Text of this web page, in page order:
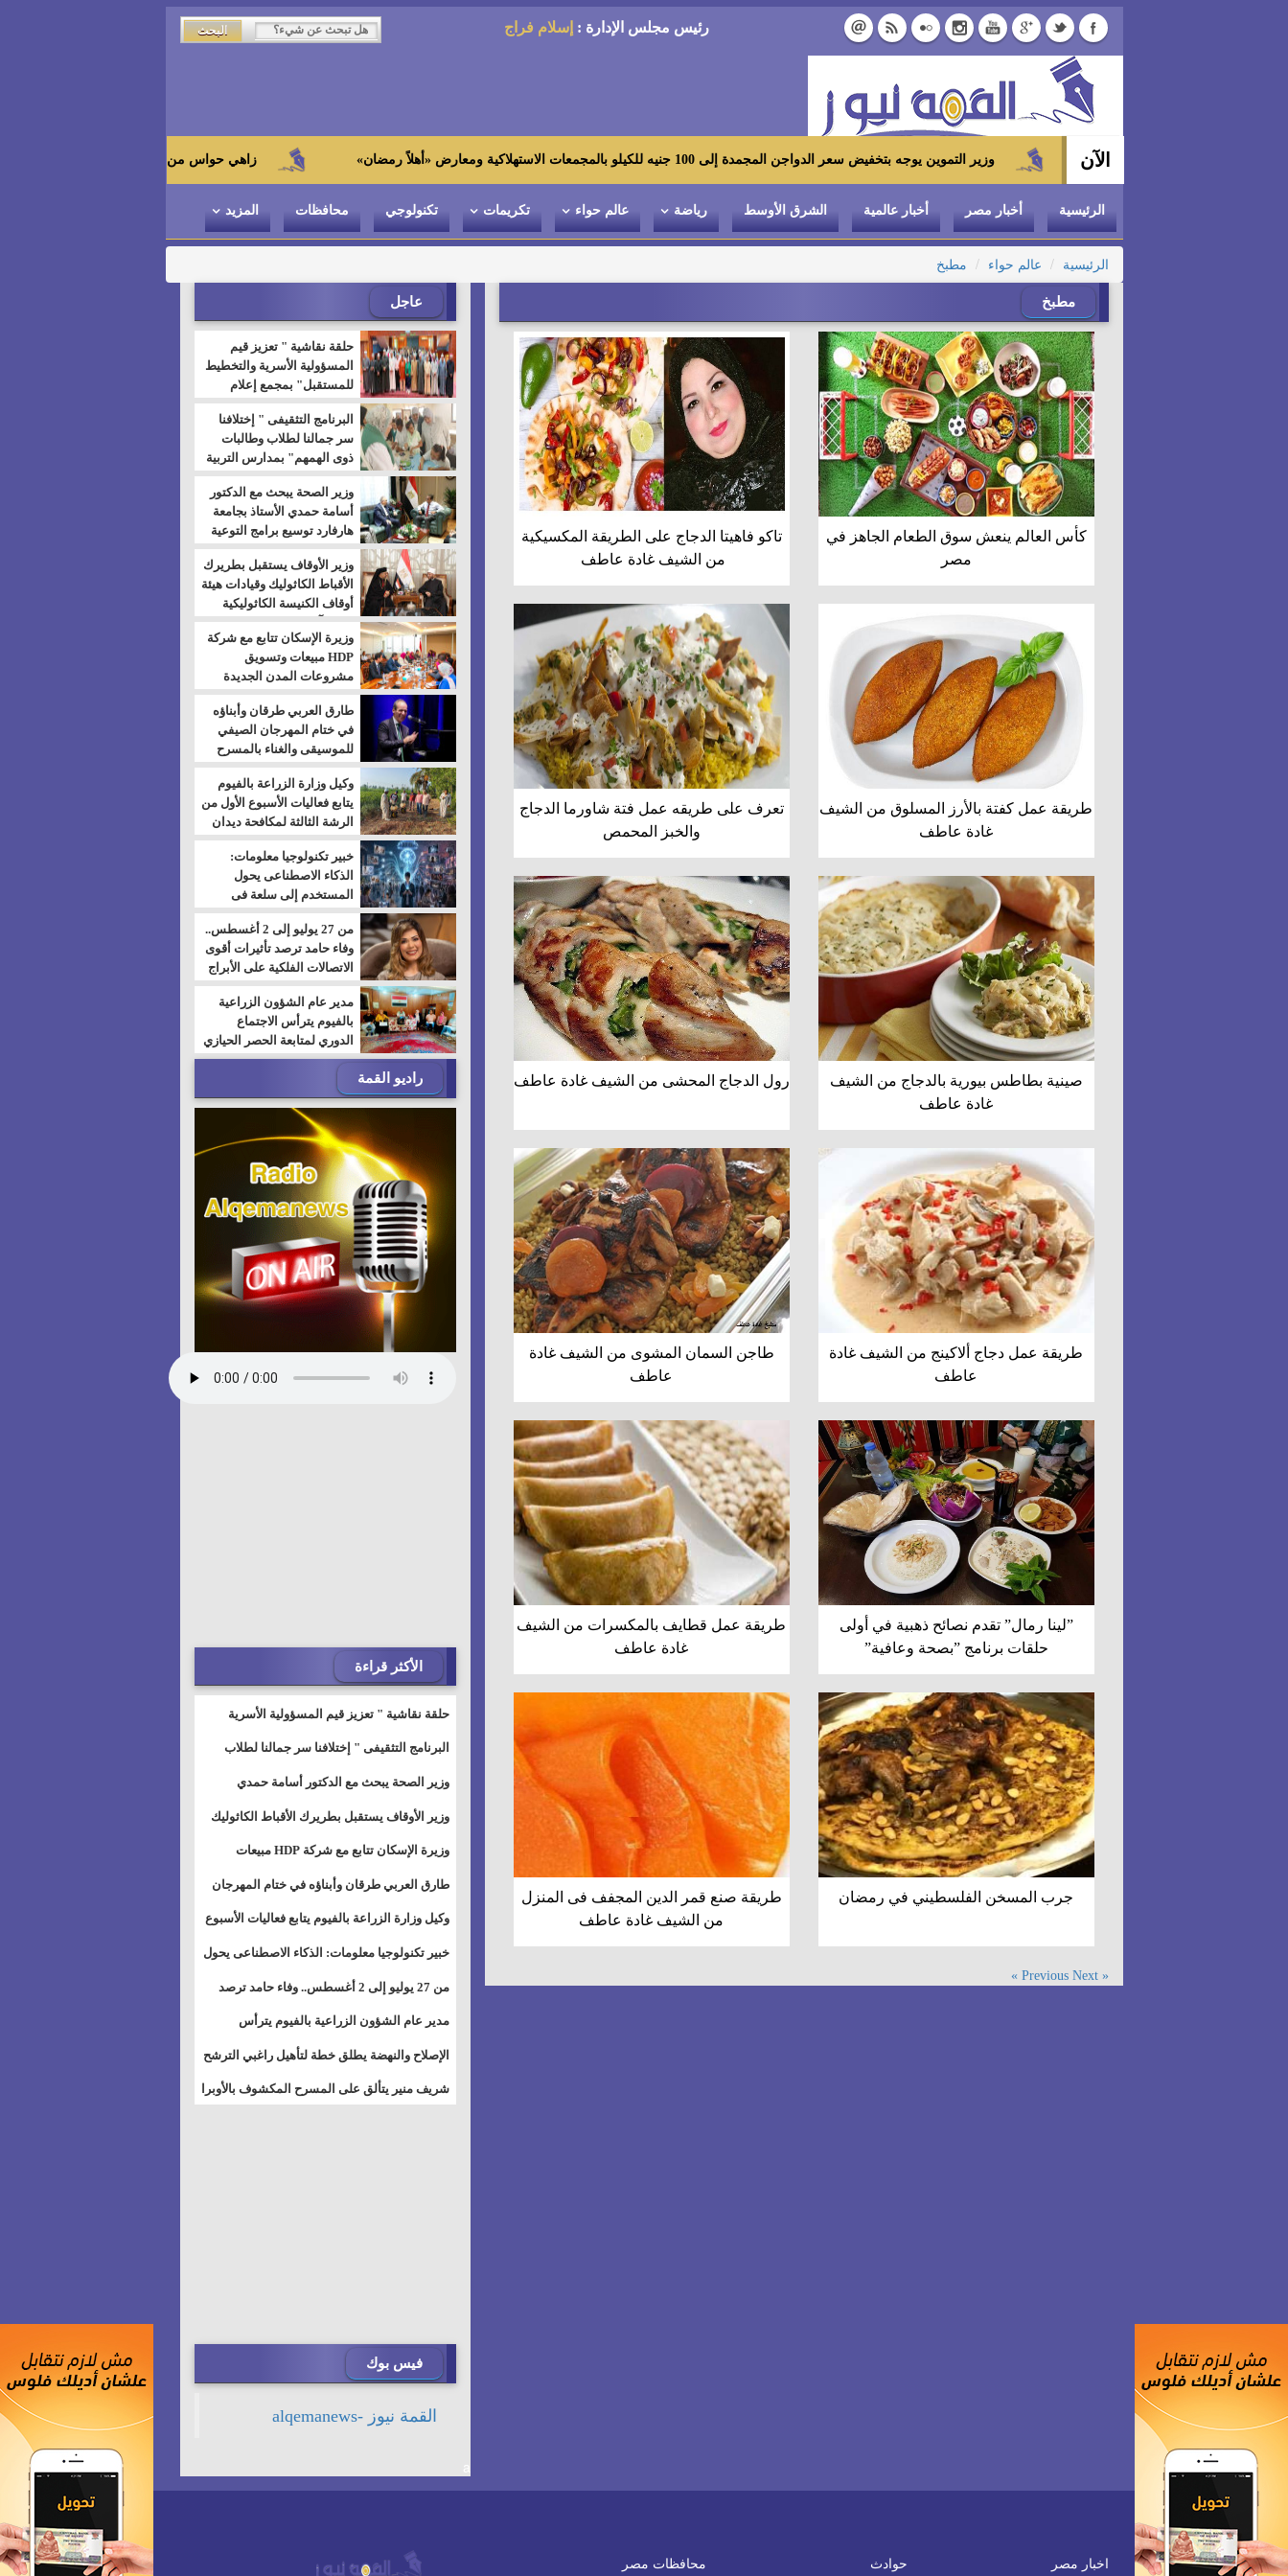
رئيس مجلس الإدارة : إسلام فراج
الآن زاهي حواس من الجامعة اليابانية : "توت عنخ آمون" هو بطل وزير التموين يوجه بتخفيض سعر الدواجن المجمدة إلى 100 جنيه للكيلو بالمجمعات الاستهلاكية ومعارض «أهلاً رمضان»
الرئيسية أخبار مصر أخبار عالمية الشرق الأوسط رياضة عالم حواء تكريمات تكنولوجي محافظات المزيد
الرئيسية عالم حواء مطبخ
مطبخ
كأس العالم ينعش سوق الطعام الجاهز في
مصر
تاكو فاهيتا الدجاج على الطريقة المكسيكية
من الشيف غادة عاطف
طريقة عمل كفتة بالأرز المسلوق من الشيف
غادة عاطف
تعرف على طريقه عمل فتة شاورما الدجاج
والخبز المحمص
صينية بطاطس بيورية بالدجاج من الشيف
غادة عاطف
رول الدجاج المحشى من الشيف غادة عاطف
طريقة عمل دجاج ألاكينج من الشيف غادة
عاطف
طاجن السمان المشوى من الشيف غادة
عاطف
”لينا رمال” تقدم نصائح ذهبية في أولى
حلقات برنامج ”بصحة وعافية”
طريقة عمل قطايف بالمكسرات من الشيف
غادة عاطف
جرب المسخن الفلسطيني في رمضان
طريقة صنع قمر الدين المجفف فى المنزل
من الشيف غادة عاطف
« Previous
Next »
عاجل
حلقة نقاشية " تعزيز قيم
المسؤولية الأسرية والتخطيط
للمستقبل" بمجمع إعلام
السويس
البرنامج التثقيفى " إختلافنا
سر جمالنا لطلاب وطالبات
ذوى الهمهم" بمدارس التربية
الخاصة بالسويس
وزير الصحة يبحث مع الدكتور
أسامة حمدي الأستاذ بجامعة
هارفارد توسيع برامج التوعية
بمرض السكري
وزير الأوقاف يستقبل بطريرك
الأقباط الكاثوليك وقيادات هيئة
أوقاف الكنيسة الكاثوليكية
لبحث آفاق التعاون المشترك
وزيرة الإسكان تتابع مع شركة
HDP مبيعات وتسويق
مشروعات المدن الجديدة
طارق العربي طرقان وأبناؤه
في ختام المهرجان الصيفي
للموسيقى والغناء بالمسرح
المكشوف
وكيل وزارة الزراعة بالفيوم
يتابع فعاليات الأسبوع الأول من
الرشة الثالثة لمكافحة ديدان
اللوز للقطن
خبير تكنولوجيا معلومات:
الذكاء الاصطناعى يحول
المستخدم إلى سلعة فى
اقتصاد الانتباه
من 27 يوليو إلى 2 أغسطس..
وفاء حامد ترصد تأثيرات أقوى
الاتصالات الفلكية على الأبراج
مدير عام الشؤون الزراعية
بالفيوم يترأس الاجتماع
الدوري لمتابعة الحصر الحيازي
الجديدة
راديو القمة
الأكثر قراءة
حلقة نقاشية " تعزيز قيم المسؤولية الأسرية
البرنامج التثقيفى " إختلافنا سر جمالنا لطلاب
وطالبات ذوى الهمهم" بمدارس التربية الخاصة
وزير الصحة يبحث مع الدكتور أسامة حمدي
الأستاذ بجامعة هارفارد توسيع برامج التوعية
وزير الأوقاف يستقبل بطريرك الأقباط الكاثوليك
وزيرة الإسكان تتابع مع شركة HDP مبيعات
وتسويق مشروعات المدن الجديدة
طارق العربي طرقان وأبناؤه في ختام المهرجان
الصيفي للموسيقى والغناء بالمسرح المكشوف
وكيل وزارة الزراعة بالفيوم يتابع فعاليات الأسبوع
خبير تكنولوجيا معلومات: الذكاء الاصطناعى يحول
المستخدم إلى سلعة فى اقتصاد الانتباه
من 27 يوليو إلى 2 أغسطس.. وفاء حامد ترصد
تأثيرات أقوى الاتصالات الفلكية على الأبراج
مدير عام الشؤون الزراعية بالفيوم يترأس
الاجتماع الدوري لمتابعة الحصر الحيازي الجديدة
الإصلاح والنهضة يطلق خطة لتأهيل راغبي الترشح
للمجالس الشعبية المحلية ويستعرض خطط
أماناته بالمحافظات
شريف منير يتألق على المسرح المكشوف بالأوبرا
فيس بوك
a
اخبار مصر حوادث محافظات مصر